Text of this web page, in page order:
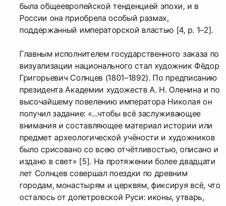
была общеевропейской тенденцией эпохи, и в
России она приобрела особый размах,
поддержанный императорской властью [4, p. 1–2].
Главным исполнителем государственного заказа по
визуализации национального стал художник Фёдор
Григорьевич Солнцев (1801–1892). По предписанию
президента Академии художеств А. Н. Оленина и по
высочайшему повелению императора Николая он
получил задание: «...чтобы всё заслуживающее
внимания и составляющее материал истории или
предмет археологической учёности и художников
было срисовано со всею отчётливостью, описано и
издано в свет» [5]. На протяжении более двадцати
лет Солнцев совершал поездки по древним
городам, монастырям и церквям, фиксируя всё, что
осталось от допетровской Руси: иконы, утварь,